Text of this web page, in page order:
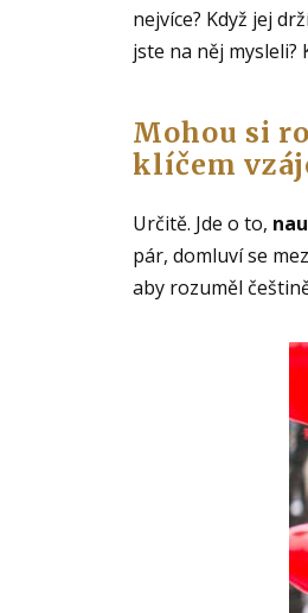
nejvíce? Když jej
jste na něj mysleli?
Mohou si
klíčem
Určitě. Jde o to,
pár, domluví se
aby rozuměl